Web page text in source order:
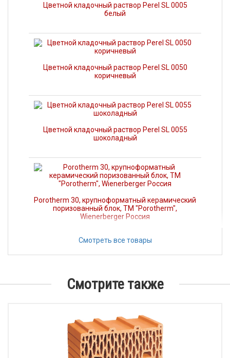
Цветной кладочный раствор Perel SL 0005
белый
Цветной кладочный раствор Perel SL 0050
коричневый
Цветной кладочный раствор Perel SL 0055
шоколадный
Porotherm 30, крупноформатный керамический
поризованный блок, ТМ "Porotherm",
Wienerberger Россия
Костромской силикатный
Смотреть все товары
Смотрите также